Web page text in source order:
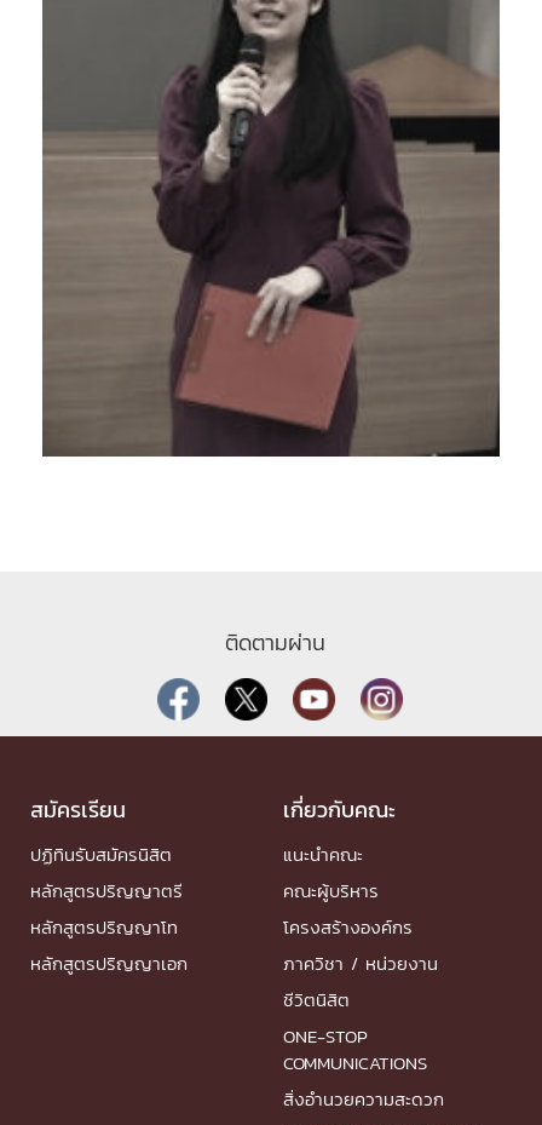
ติดตามผ่าน
สมัครเรียน
ปฏิทินรับสมัครนิสิต
หลักสูตรปริญญาตรี
หลักสูตรปริญญาโท
หลักสูตรปริญญาเอก
เกี่ยวกับคณะ
แนะนำคณะ
คณะผู้บริหาร
โครงสร้างองค์กร
ภาควิชา / หน่วยงาน
ชีวิตนิสิต
ONE-STOP
COMMUNICATIONS
สิ่งอำนวยความสะดวก